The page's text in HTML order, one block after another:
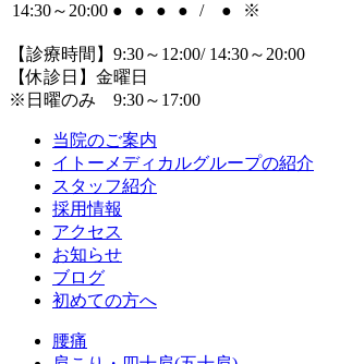
14:30～20:00 ● ● ● ● / ● ※
【診療時間】9:30～12:00/ 14:30～20:00
【休診日】金曜日
※日曜のみ 9:30～17:00
当院のご案内
イトーメディカルグループの紹介
スタッフ紹介
採用情報
アクセス
お知らせ
ブログ
初めての方へ
腰痛